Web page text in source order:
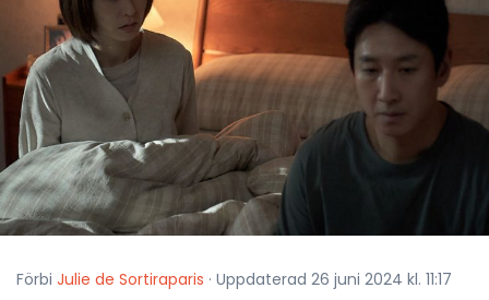
Förbi Julie de Sortiraparis · Uppdaterad 26 juni 2024 kl. 11:17